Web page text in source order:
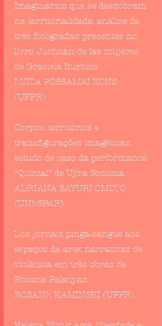
Imaginários que se desdobram
na territorialidade: análise de
três fotografias presentes no
livro Juchitán de las mujeres
de Graciela Iturbide
LUIZA POSSAMAI KONS
(UFPR)
Corpos, territórios e
transfigurações imagéticas:
estudo de caso da performance
“Quintal” de Uýra Sodoma
ADRIANA SAYURI OMOTO
(UNESPAR)
Dos jornais pinga-sangue aos
espaços da arte: narrativas de
violência em três obras de
Rosana Palazyan
ROSANE KAMINSKI (UFPR)